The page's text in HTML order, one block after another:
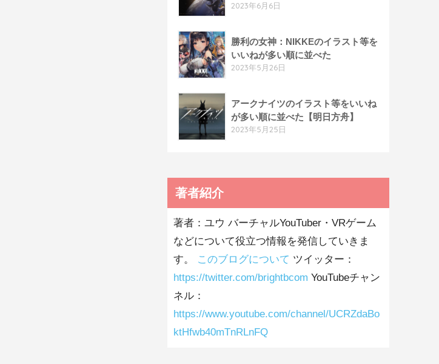
2023年6月6日
勝利の女神：NIKKEのイラスト等を
いいねが多い順に並べた
2023年5月26日
アークナイツのイラスト等をいいね
が多い順に並べた【明日方舟】
2023年5月25日
著者紹介
著者：ユウ バーチャルYouTuber・VRゲーム
などについて役立つ情報を発信していきま
す。 このブログについて ツイッター：
https://twitter.com/brightbcom YouTubeチャン
ネル：
https://www.youtube.com/channel/UCRZdaBo
ktHfwb40mTnRLnFQ